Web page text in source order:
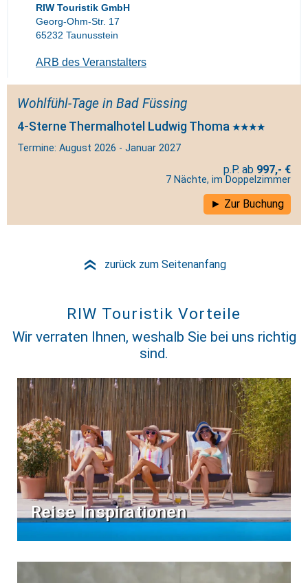
RIW Touristik GmbH
Georg-Ohm-Str. 17
65232 Taunusstein
ARB des Veranstalters
Wohlfühl-Tage in Bad Füssing
4-Sterne Thermalhotel Ludwig Thoma
Termine: August 2026 - Januar 2027
997,- €
7 Nächte, im Doppelzimmer
Zur Buchung
» zurück zum Seitenanfang
RIW Touristik Vorteile
Wir verraten Ihnen, weshalb Sie bei uns richtig
sind.
Reise Inspirationen